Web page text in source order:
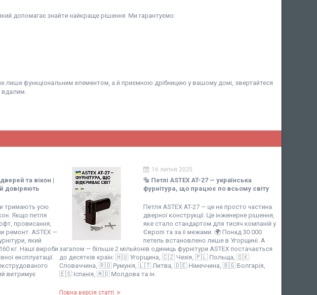
допомагає знайти найкраще рішення. Ми гарантуємо:
лише функціональним елементом, а й приємною дрібницею у вашому домі, звертайтеся
вдалим.
та вікон |
довіряють
тримають усю
Якщо петля
провисання,
ремонт. ASTEX —
який
кг. Наші вироби
експлуатації.
витримує
16 липня 2025
🔩 Петлі ASTEX AT-27 — українська
фурнітура, що працює по всьому світу
Петля ASTEX AT-27 — це не просто частина
дверної конструкції. Це інженерне рішення,
яке стало стандартом для тисяч компаній у
Європі та за її межами. 🌍 Понад 30 000
петель встановлено лише в Угорщині. А
загалом — більше 2 мільйонів одиниць фурнітури ASTEX постачається
до десятків країн: 🇭🇺 Угорщина, 🇨🇿 Чехія, 🇵🇱 Польща, 🇸🇰
Словаччина, 🇷🇴 Румунія, 🇱🇹 Литва, 🇩🇪 Німеччина, 🇧🇬 Болгарія,
🇪🇸 Іспанія, 🇲🇩 Молдова та ін.
Повна версія статті